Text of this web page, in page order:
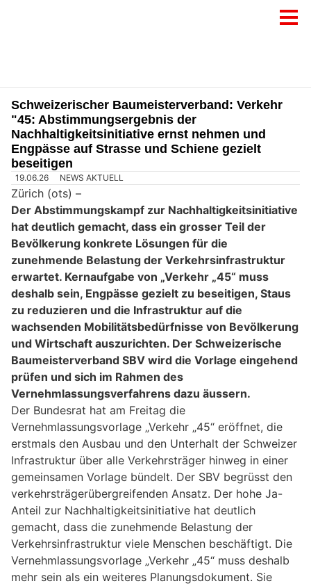
Schweizerischer Baumeisterverband: Verkehr
"45: Abstimmungsergebnis der
Nachhaltigkeitsinitiative ernst nehmen und
Engpässe auf Strasse und Schiene gezielt
beseitigen
19.06.26 NEWS AKTUELL
Zürich (ots) –
Der Abstimmungskampf zur Nachhaltigkeitsinitiative
hat deutlich gemacht, dass ein grosser Teil der
Bevölkerung konkrete Lösungen für die
zunehmende Belastung der Verkehrsinfrastruktur
erwartet. Kernaufgabe von „Verkehr „45“ muss
deshalb sein, Engpässe gezielt zu beseitigen, Staus
zu reduzieren und die Infrastruktur auf die
wachsenden Mobilitätsbedürfnisse von Bevölkerung
und Wirtschaft auszurichten. Der Schweizerische
Baumeisterverband SBV wird die Vorlage eingehend
prüfen und sich im Rahmen des
Vernehmlassungsverfahrens dazu äussern.
Der Bundesrat hat am Freitag die
Vernehmlassungsvorlage „Verkehr „45“ eröffnet, die
erstmals den Ausbau und den Unterhalt der Schweizer
Infrastruktur über alle Verkehrsträger hinweg in einer
gemeinsamen Vorlage bündelt. Der SBV begrüsst den
verkehrsträgerübergreifenden Ansatz. Der hohe Ja-
Anteil zur Nachhaltigkeitsinitiative hat deutlich
gemacht, dass die zunehmende Belastung der
Verkehrsinfrastruktur viele Menschen beschäftigt. Die
Vernehmlassungsvorlage „Verkehr „45“ muss deshalb
mehr sein als ein weiteres Planungsdokument. Sie